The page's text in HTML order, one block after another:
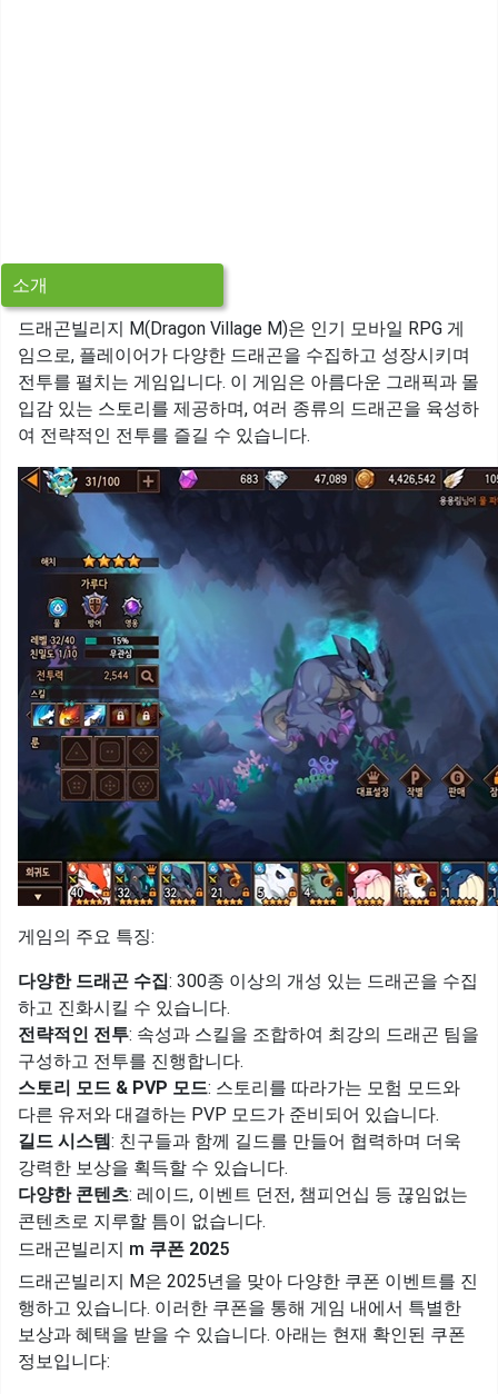
소개
드래곤빌리지 M(Dragon Village M)은 인기 모바일 RPG 게
임으로, 플레이어가 다양한 드래곤을 수집하고 성장시키며
전투를 펼치는 게임입니다. 이 게임은 아름다운 그래픽과 몰
입감 있는 스토리를 제공하며, 여러 종류의 드래곤을 육성하
여 전략적인 전투를 즐길 수 있습니다.
게임의 주요 특징:
다양한 드래곤 수집: 300종 이상의 개성 있는 드래곤을 수집
하고 진화시킬 수 있습니다.
전략적인 전투: 속성과 스킬을 조합하여 최강의 드래곤 팀을
구성하고 전투를 진행합니다.
스토리 모드 & PVP 모드: 스토리를 따라가는 모험 모드와
다른 유저와 대결하는 PVP 모드가 준비되어 있습니다.
길드 시스템: 친구들과 함께 길드를 만들어 협력하며 더욱
강력한 보상을 획득할 수 있습니다.
다양한 콘텐츠: 레이드, 이벤트 던전, 챔피언십 등 끊임없는
콘텐츠로 지루할 틈이 없습니다.
드래곤빌리지 m 쿠폰 2025
드래곤빌리지 M은 2025년을 맞아 다양한 쿠폰 이벤트를 진
행하고 있습니다. 이러한 쿠폰을 통해 게임 내에서 특별한
보상과 혜택을 받을 수 있습니다. 아래는 현재 확인된 쿠폰
정보입니다: